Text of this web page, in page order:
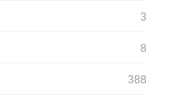
3
8
388